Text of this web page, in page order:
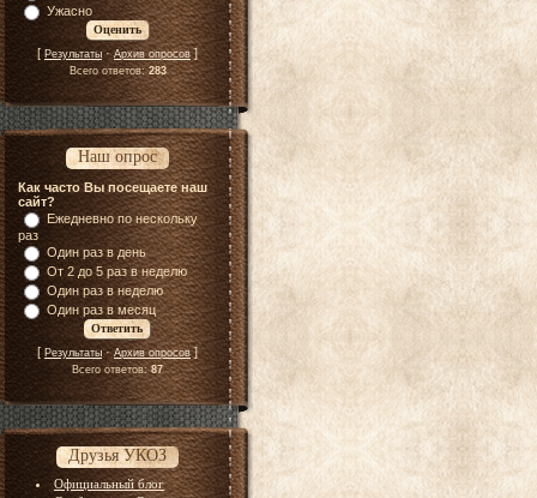
Ужасно
[ Результаты·Архив опросов]
Всего ответов:283
Наш опрос
Как часто Вы посещаете наш
сайт?
Ежедневно по нескольку
раз
Один раз в день
От 2 до 5 раз в неделю
Один раз в неделю
Один раз в месяц
[ Результаты·Архив опросов]
Всего ответов:87
Друзья УКОЗ
Официальный блог